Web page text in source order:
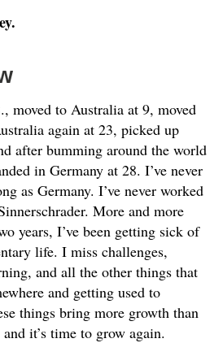
moved to Australia at 9, moved
again at 23, picked up
after bumming around the world
in Germany at 28. I’ve never
as Germany. I’ve never worked
More and more
years, I’ve been getting sick of
life. I miss challenges,
and all the other things that
and getting used to
things bring more growth than
it’s time to grow again.